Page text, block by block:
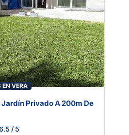
VERA
Jardín Privado A 200m De
/ 5